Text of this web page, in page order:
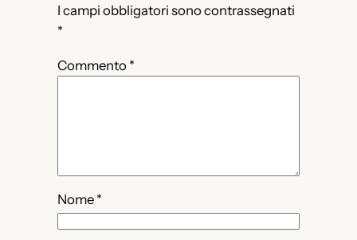
I campi obbligatori sono contrassegnati
*
Commento *
Nome *